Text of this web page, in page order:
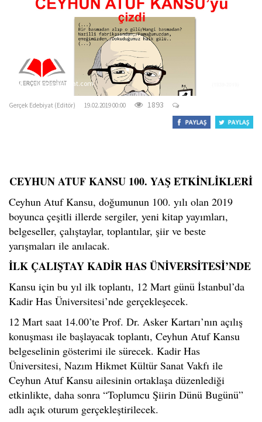
gercekedebiyat.com
Gerçek Edebiyat (Editör) 19.02.2019 00:00 1893
CEYHUN ATUF KANSU 100. YAŞ ETKİNLİKLERİ
Ceyhun Atuf Kansu, doğumunun 100. yılı olan 2019
boyunca çeşitli illerde sergiler, yeni kitap yayımları,
belgeseller, çalıştaylar, toplantılar, şiir ve beste
yarışmaları ile anılacak.
İLK ÇALIŞTAY KADİR HAS ÜNİVERSİTESİ’NDE
Kansu için bu yıl ilk toplantı, 12 Mart günü İstanbul’da
Kadir Has Üniversitesi’nde gerçekleşecek.
12 Mart saat 14.00’te Prof. Dr. Asker Kartarı’nın açılış
konuşması ile başlayacak toplantı, Ceyhun Atuf Kansu
belgeselinin gösterimi ile sürecek. Kadir Has
Üniversitesi, Nazım Hikmet Kültür Sanat Vakfı ile
Ceyhun Atuf Kansu ailesinin ortaklaşa düzenlediği
etkinlikte, daha sonra “Toplumcu Şiirin Dünü Bugünü”
adlı açık oturum gerçekleştirilecek.